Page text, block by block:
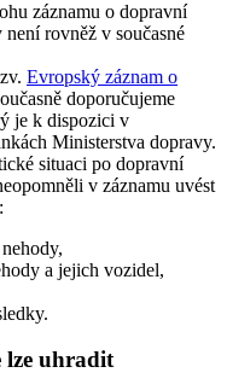
záznamu o dopravní
rovněž v současné
Evropský záznam o
doporučujeme
je k dispozici v
Ministerstva dopravy.
situaci po dopravní
v záznamu uvést
a jejich vozidel,
lze uhradit